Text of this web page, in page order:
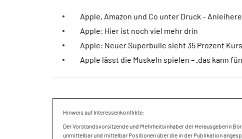
Apple, Amazon und Co unter Druck –
Apple: Hier ist noch viel mehr drin
Apple: Neuer Superbulle sieht 35 Prozent
Apple lässt die Muskeln spielen – „das kann
Hinweis auf Interessenkonflikte:
Der Vorstandsvorsitzende und Mehrheitsinhaber der Herausgeberin
unmittelbar und mittelbar Positionen über die in der Publikation